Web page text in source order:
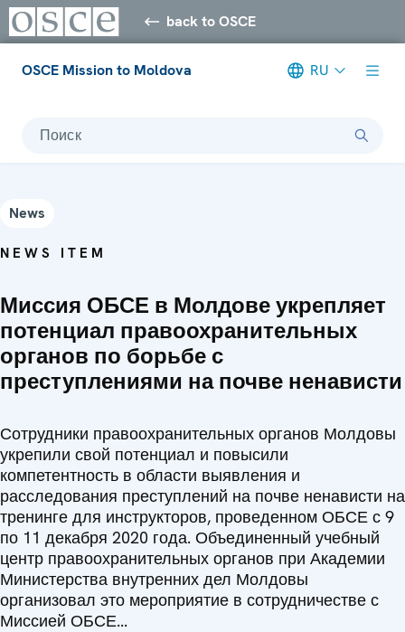
back to OSCE
OSCE Mission to Moldova RU
Поиск
News
NEWS ITEM
Миссия ОБСЕ в Молдове укрепляет
потенциал правоохранительных
органов по борьбе с
преступлениями на почве ненависти
Сотрудники правоохранительных органов Молдовы
укрепили свой потенциал и повысили
компетентность в области выявления и
расследования преступлений на почве ненависти на
тренинге для инструкторов, проведенном ОБСЕ с 9
по 11 декабря 2020 года. Объединенный учебный
центр правоохранительных органов при Академии
Министерства внутренних дел Молдовы
организовал это мероприятие в сотрудничестве с
Миссией ОБСЕ...